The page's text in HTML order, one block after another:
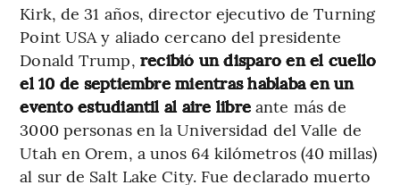
Kirk, de 31 años, director ejecutivo de Turning
Point USA y aliado cercano del presidente
Donald Trump, recibió un disparo en el cuello
el 10 de septiembre mientras hablaba en un
evento estudiantil al aire libre ante más de
3000 personas en la Universidad del Valle de
Utah en Orem, a unos 64 kilómetros (40 millas)
al sur de Salt Lake City. Fue declarado muerto